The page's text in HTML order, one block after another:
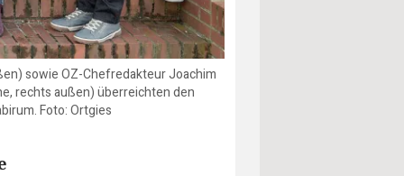
sowie OZ-Chefredakteur Joachim
rechts außen) überreichten den
Foto: Ortgies